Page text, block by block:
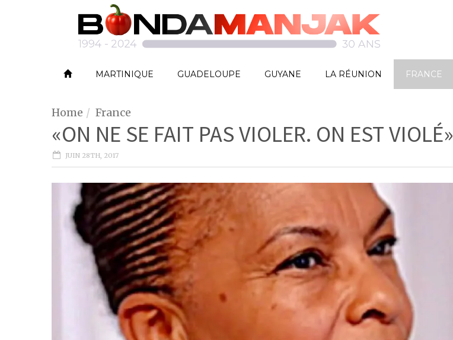
MARTINIQUE GUADELOUPE GUYANE LA RÉUNION FRANCE
Home France
«ON NE SE FAIT PAS VIOLER. ON EST VIOLÉ»
JUIN 28TH, 2017